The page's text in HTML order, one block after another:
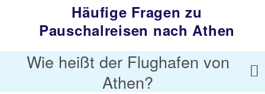
Häufige Fragen zu
Pauschalreisen nach Athen
Wie heißt der Flughafen von
Athen?